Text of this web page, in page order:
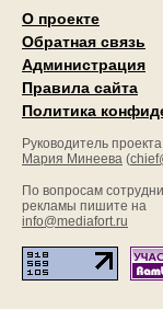
О проекте
Обратная связь
Администрация
Правила сайта
Политика
Руководитель проекта
Мария Минеева (
По вопросам
рекламы пишите на
info@mediafort.ru